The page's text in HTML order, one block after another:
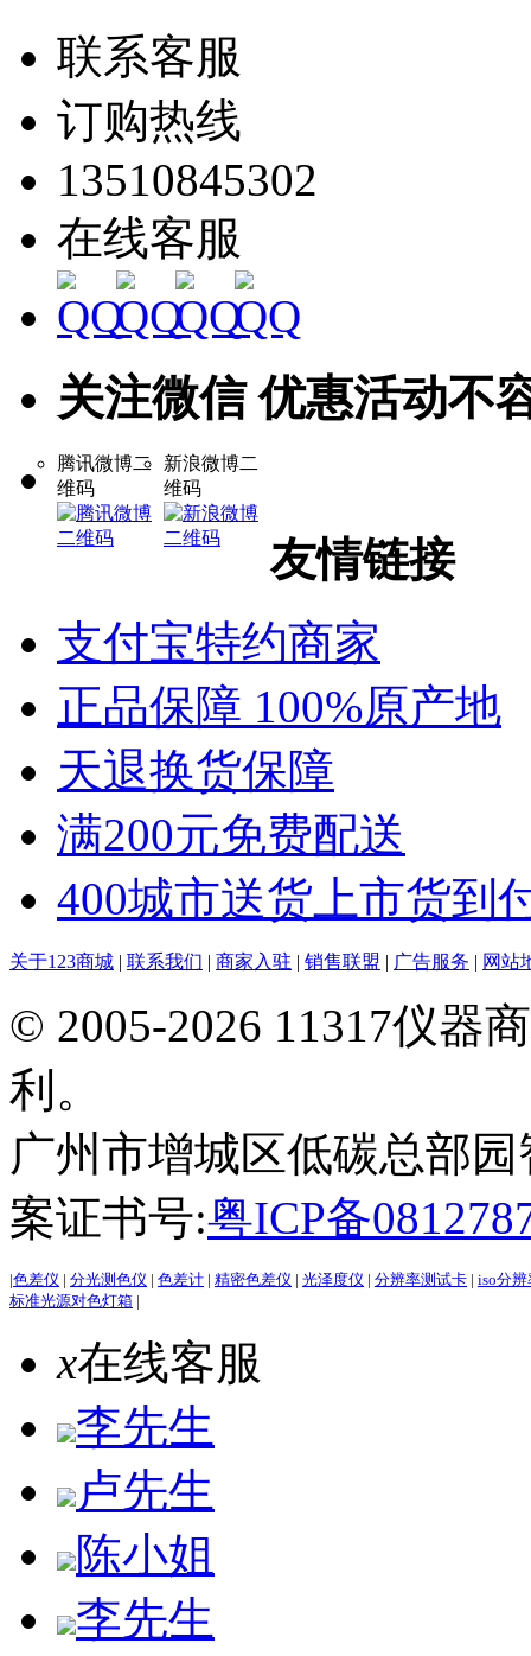
联系客服
订购热线
13510845302
在线客服
关注微信 优惠活动不
腾讯微博二
维码
新浪微博二
维码
友情链接
支付宝特约商家
正品保障 100%原产地
天退换货保障
满200元免费配送
400城市送货上市货到
关于123商城 | 联系我们 | 商家入驻 | 销售联盟 | 广告服务 | 网站
© 2005-2026 11317仪器
利。
广州市增城区低碳总部
案证书号:粤ICP备
|色差仪 | 分光测色仪 | 色差计 | 精密色差仪 | 光泽度仪 | 分辨率测试卡 | iso分
标准光源对色灯箱 |
x在线客服
李先生
卢先生
陈小姐
李先生